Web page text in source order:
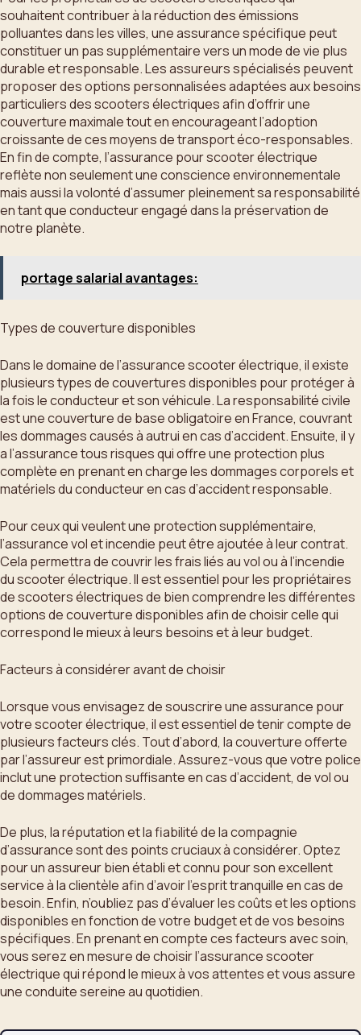
souhaitent contribuer à la réduction des émissions
polluantes dans les villes, une assurance spécifique peut
constituer un pas supplémentaire vers un mode de vie plus
durable et responsable. Les assureurs spécialisés peuvent
proposer des options personnalisées adaptées aux besoins
particuliers des scooters électriques afin d’offrir une
couverture maximale tout en encourageant l’adoption
croissante de ces moyens de transport éco-responsables.
En fin de compte, l’assurance pour scooter électrique
reflète non seulement une conscience environnementale
mais aussi la volonté d’assumer pleinement sa responsabilité
en tant que conducteur engagé dans la préservation de
notre planète.
portage salarial avantages:
Types de couverture disponibles
Dans le domaine de l’assurance scooter électrique, il existe
plusieurs types de couvertures disponibles pour protéger à
la fois le conducteur et son véhicule. La responsabilité civile
est une couverture de base obligatoire en France, couvrant
les dommages causés à autrui en cas d’accident. Ensuite, il y
a l’assurance tous risques qui offre une protection plus
complète en prenant en charge les dommages corporels et
matériels du conducteur en cas d’accident responsable.
Pour ceux qui veulent une protection supplémentaire,
l’assurance vol et incendie peut être ajoutée à leur contrat.
Cela permettra de couvrir les frais liés au vol ou à l’incendie
du scooter électrique. Il est essentiel pour les propriétaires
de scooters électriques de bien comprendre les différentes
options de couverture disponibles afin de choisir celle qui
correspond le mieux à leurs besoins et à leur budget.
Facteurs à considérer avant de choisir
Lorsque vous envisagez de souscrire une assurance pour
votre scooter électrique, il est essentiel de tenir compte de
plusieurs facteurs clés. Tout d’abord, la couverture offerte
par l’assureur est primordiale. Assurez-vous que votre police
inclut une protection suffisante en cas d’accident, de vol ou
de dommages matériels.
De plus, la réputation et la fiabilité de la compagnie
d’assurance sont des points cruciaux à considérer. Optez
pour un assureur bien établi et connu pour son excellent
service à la clientèle afin d’avoir l’esprit tranquille en cas de
besoin. Enfin, n’oubliez pas d’évaluer les coûts et les options
disponibles en fonction de votre budget et de vos besoins
spécifiques. En prenant en compte ces facteurs avec soin,
vous serez en mesure de choisir l’assurance scooter
électrique qui répond le mieux à vos attentes et vous assure
une conduite sereine au quotidien.